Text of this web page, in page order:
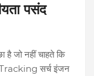
पसंद
जो नहीं चाहते कि
सर्च इंजन